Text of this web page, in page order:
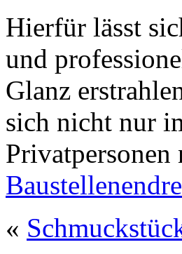
Hierfür lässt
und
Glanz
sich nicht nur
Privatpersonen
«